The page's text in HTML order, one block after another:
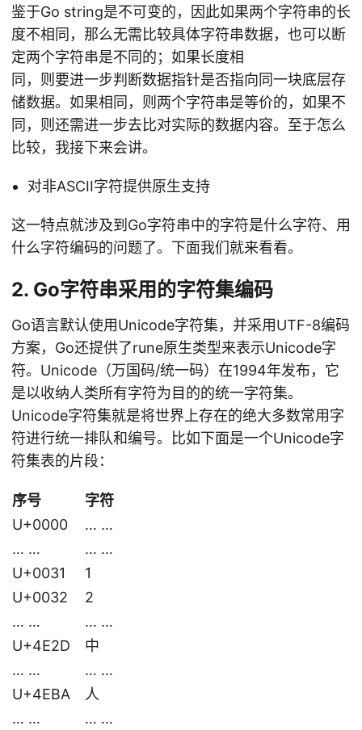
鉴于Go string是不可变的，因此如果两个字符串的长
度不相同，那么无需比较具体字符串数据，也可以断
定两个字符串是不同的；如果长度相
同，则要进一步判断数据指针是否指向同一块底层存
储数据。如果相同，则两个字符串是等价的，如果不
同，则还需进一步去比对实际的数据内容。至于怎么
比较，我接下来会讲。
对非ASCII字符提供原生支持
这一特点就涉及到Go字符串中的字符是什么字符、用
什么字符编码的问题了。下面我们就来看看。
2. Go字符串采用的字符集编码
Go语言默认使用Unicode字符集，并采用UTF-8编码
方案，Go还提供了rune原生类型来表示Unicode字
符。Unicode（万国码/统一码）在1994年发布，它
是以收纳人类所有字符为目的的统一字符集。
Unicode字符集就是将世界上存在的绝大多数常用字
符进行统一排队和编号。比如下面是一个Unicode字
符集表的片段：
序号
字符
U+0000
… …
… …
… …
U+0031
1
U+0032
2
… …
… …
U+4E2D
中
… …
… …
U+4EBA
人
… …
… …